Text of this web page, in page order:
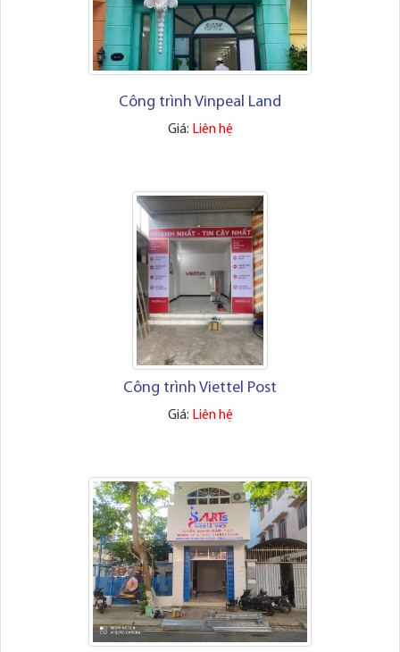
Công trình Vinpeal Land
Giá: Liên hệ
Công trình Viettel Post
Giá: Liên hệ